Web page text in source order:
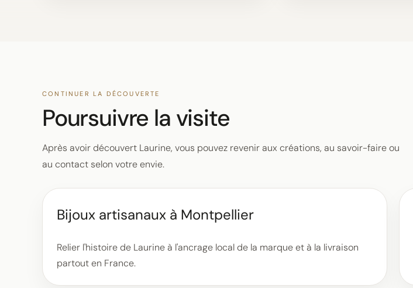
CONTINUER LA DÉCOUVERTE
Poursuivre la visite
Après avoir découvert Laurine, vous pouvez revenir aux créations, au savoir-faire ou
au contact selon votre envie.
Bijoux artisanaux à Montpellier
Relier l'histoire de Laurine à l'ancrage local de la marque et à la livraison
partout en France.